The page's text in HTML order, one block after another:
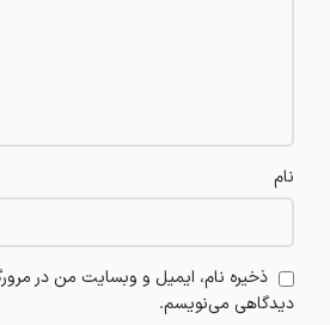
نام
ذخیره نام، ایمیل و وبسایت من در
دیدگاهی می‌نویسم.